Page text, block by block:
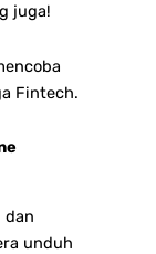
juga!
Fintech.
dan
unduh